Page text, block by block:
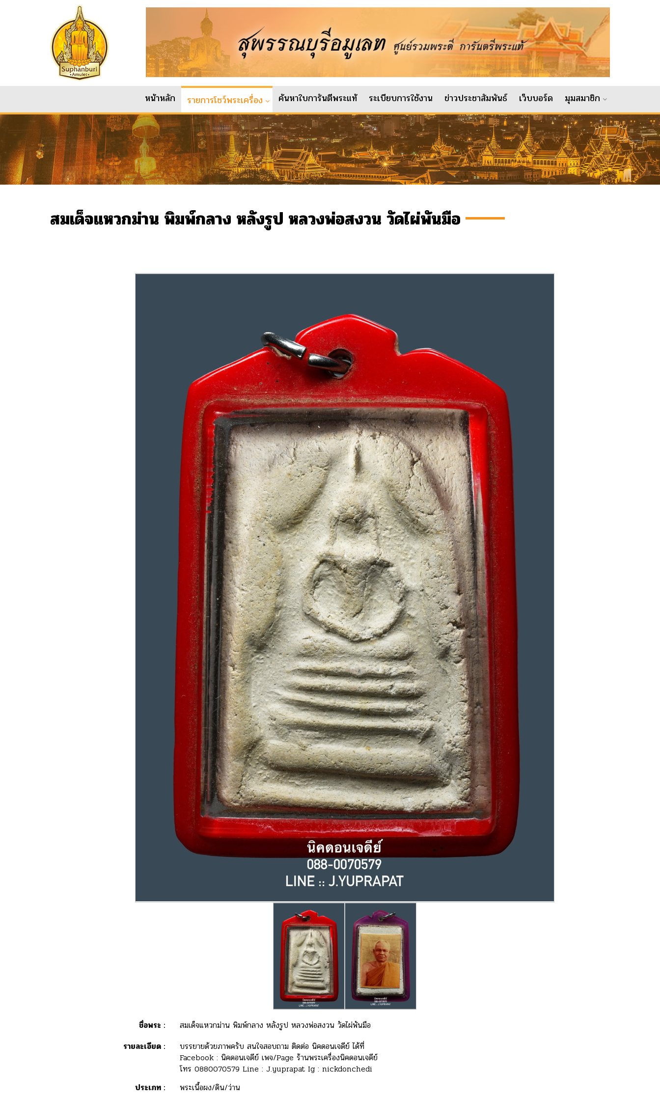
หน้าหลัก รายการโชว์พระเครื่อง ค้นหาใบการันตีพระแท้ ระเบียบการใช้งาน ข่าวประชาสัมพันธ์ เว็บบอร์ด มุมสมาชิก
สมเด็จแหวกม่าน พิมพ์กลาง หลังรูป หลวงพ่อสงวน วัดไผ่พันมือ
ชื่อพระ :
สมเด็จแหวกม่าน พิมพ์กลาง หลังรูป หลวงพ่อสงวน วัดไผ่พันมือ
รายละเอียด :
บรรยายด้วยภาพครับ สนใจสอบถาม ติดต่อ นิคดอนเจดีย์ ได้ที่
Facebook : นิคดอนเจดีย์ เพจ/Page ร้านพระเครื่องนิคดอนเจดีย์
โทร 0880070579 Line : J.yuprapat Ig : nickdonchedi
ประเภท :
พระเนื้อผง/ดิน/ว่าน